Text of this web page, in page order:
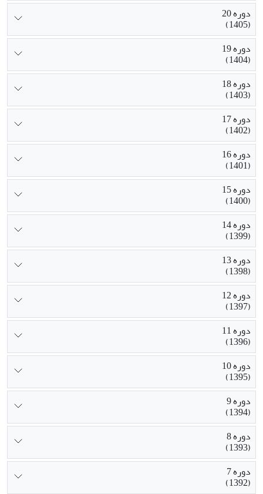
دوره 20
(1405)
دوره 19
(1404)
دوره 18
(1403)
دوره 17
(1402)
دوره 16
(1401)
دوره 15
(1400)
دوره 14
(1399)
دوره 13
(1398)
دوره 12
(1397)
دوره 11
(1396)
دوره 10
(1395)
دوره 9
(1394)
دوره 8
(1393)
دوره 7
(1392)